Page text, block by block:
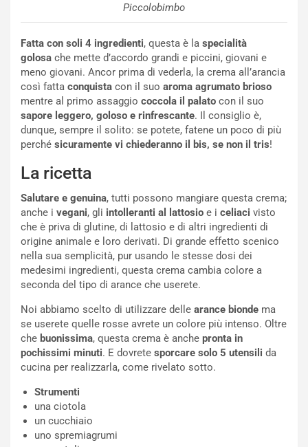
Piccolobimbo
Fatta con soli 4 ingredienti, questa è la specialità
golosa che mette d’accordo grandi e piccini, giovani e
meno giovani. Ancor prima di vederla, la crema all’arancia
così fatta conquista con il suo aroma agrumato brioso
mentre al primo assaggio coccola il palato con il suo
sapore leggero, goloso e rinfrescante. Il consiglio è,
dunque, sempre il solito: se potete, fatene un poco di più
perché sicuramente vi chiederanno il bis, se non il tris!
La ricetta
Salutare e genuina, tutti possono mangiare questa crema;
anche i vegani, gli intolleranti al lattosio e i celiaci visto
che è priva di glutine, di lattosio e di altri ingredienti di
origine animale e loro derivati. Di grande effetto scenico
nella sua semplicità, pur usando le stesse dosi dei
medesimi ingredienti, questa crema cambia colore a
seconda del tipo di arance che userete.
Noi abbiamo scelto di utilizzare delle arance bionde ma
se userete quelle rosse avrete un colore più intenso. Oltre
che buonissima, questa crema è anche pronta in
pochissimi minuti. E dovrete sporcare solo 5 utensili da
cucina per realizzarla, come rivelato sotto.
Strumenti
una ciotola
un cucchiaio
uno spremiagrumi